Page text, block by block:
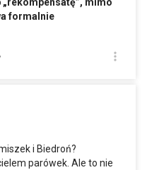
formalnie
i Biedroń?
parówek. Ale to nie